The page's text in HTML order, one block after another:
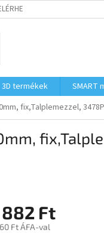
3D termékek SMART
fix,Talplemezzel,
Ft
Ft ÁFA-val